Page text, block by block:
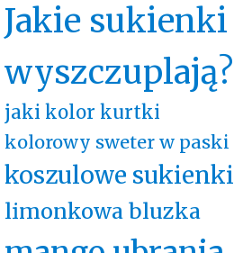
Jakie sukienki
wyszczuplają?
jaki kolor kurtki
kolorowy sweter w paski
koszulowe sukienki
limonkowa bluzka